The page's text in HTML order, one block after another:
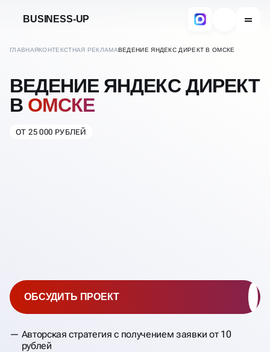
BUSINESS-UP
ГЛАВНАЯКОНТЕКСТНАЯ РЕКЛАМАВЕДЕНИЕ ЯНДЕКС ДИРЕКТ В ОМСКЕ
ВЕДЕНИЕ ЯНДЕКС ДИРЕКТ
В ОМСКЕ
ОТ 25 000 РУБЛЕЙ
Авторская стратегия с получением заявки от 10
рублей
ОБСУДИТЬ ПРОЕКТ